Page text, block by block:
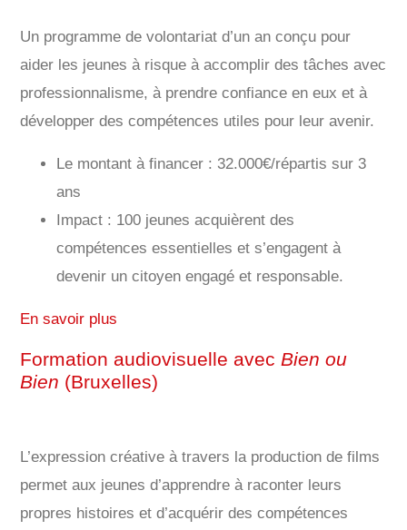
Un programme de volontariat d’un an conçu pour
aider les jeunes à risque à accomplir des tâches avec
professionnalisme, à prendre confiance en eux et à
développer des compétences utiles pour leur avenir.
Le montant à financer : 32.000€/répartis sur 3
ans
Impact : 100 jeunes acquièrent des
compétences essentielles et s’engagent à
devenir un citoyen engagé et responsable.
En savoir plus
Formation audiovisuelle avec Bien ou
Bien (Bruxelles)
L’expression créative à travers la production de films
permet aux jeunes d’apprendre à raconter leurs
propres histoires et d’acquérir des compétences